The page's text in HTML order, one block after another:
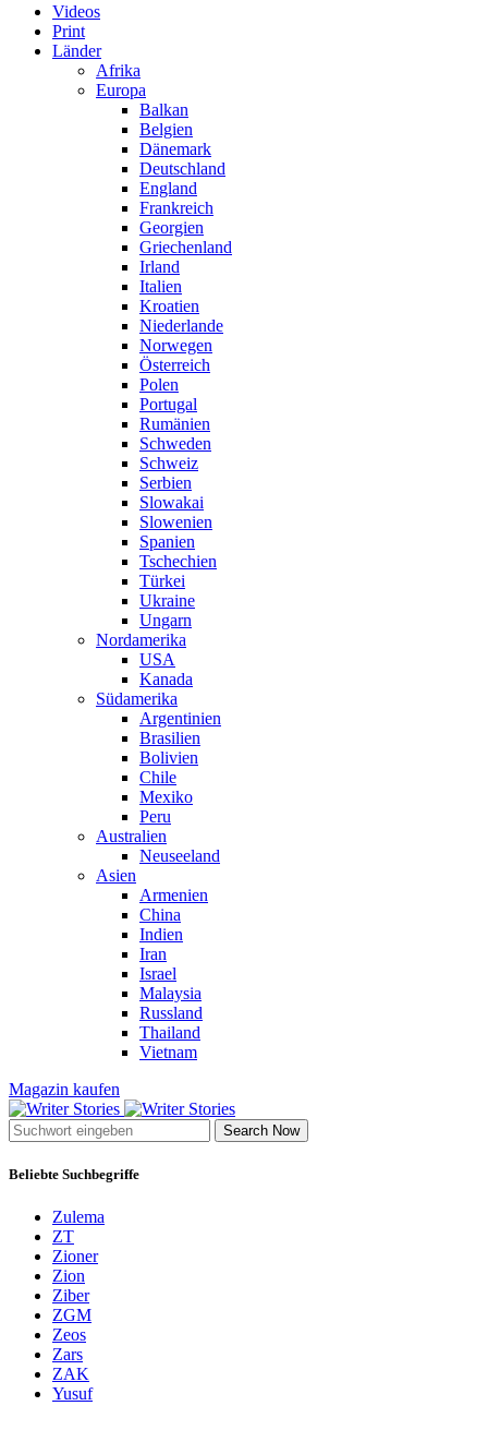
Videos
Print
Länder
Afrika
Europa
Balkan
Belgien
Dänemark
Deutschland
England
Frankreich
Georgien
Griechenland
Irland
Italien
Kroatien
Niederlande
Norwegen
Österreich
Polen
Portugal
Rumänien
Schweden
Schweiz
Serbien
Slowakai
Slowenien
Spanien
Tschechien
Türkei
Ukraine
Ungarn
Nordamerika
USA
Kanada
Südamerika
Argentinien
Brasilien
Bolivien
Chile
Mexiko
Peru
Australien
Neuseeland
Asien
Armenien
China
Indien
Iran
Israel
Malaysia
Russland
Thailand
Vietnam
Magazin kaufen
Search Now
Beliebte Suchbegriffe
Zulema
ZT
Zioner
Zion
Ziber
ZGM
Zeos
Zars
ZAK
Yusuf